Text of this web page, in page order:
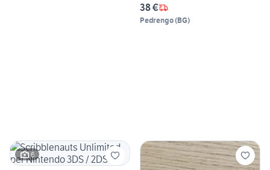
38 €
Pedrengo(BG)
6